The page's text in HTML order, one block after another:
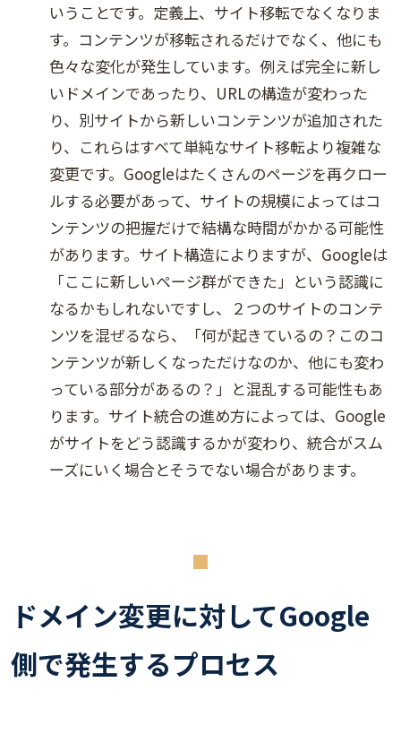
いうことです。定義上、サイト移転でなくなりま
す。コンテンツが移転されるだけでなく、他にも
色々な変化が発生しています。例えば完全に新し
いドメインであったり、URLの構造が変わった
り、別サイトから新しいコンテンツが追加された
り、これらはすべて単純なサイト移転より複雑な
変更です。Googleはたくさんのページを再クロー
ルする必要があって、サイトの規模によってはコ
ンテンツの把握だけで結構な時間がかかる可能性
があります。サイト構造によりますが、Googleは
「ここに新しいページ群ができた」という認識に
なるかもしれないですし、２つのサイトのコンテ
ンツを混ぜるなら、「何が起きているの？このコ
ンテンツが新しくなっただけなのか、他にも変わ
っている部分があるの？」と混乱する可能性もあ
ります。サイト統合の進め方によっては、Google
がサイトをどう認識するかが変わり、統合がスム
ーズにいく場合とそうでない場合があります。
ドメイン変更に対してGoogle
側で発生するプロセス